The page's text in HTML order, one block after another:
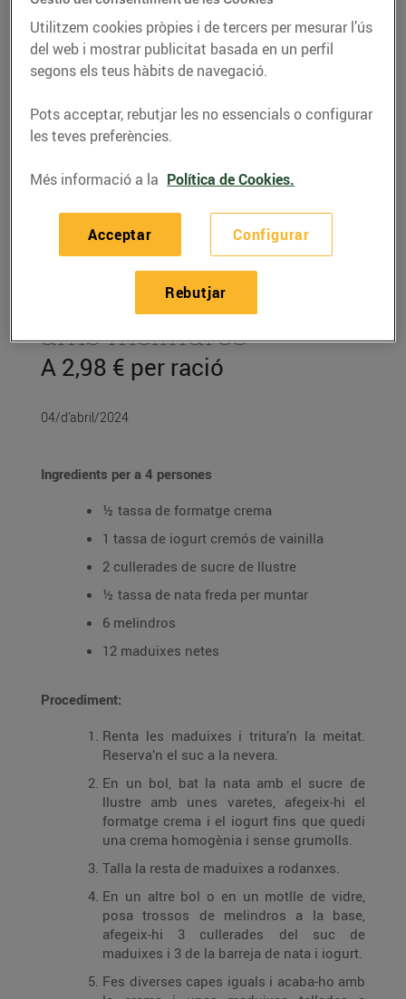
RECEPTES
Cremós de maduixes
amb melindros
A 2,98 € per ració
04/d’abril/2024
Ingredients per a 4 persones
½ tassa de formatge crema
1 tassa de iogurt cremós de vainilla
2 cullerades de sucre de llustre
½ tassa de nata freda per muntar
6 melindros
12 maduixes netes
Procediment:
Renta les maduixes i tritura’n la meitat.
Reserva’n el suc a la nevera.
En un bol, bat la nata amb el sucre de
llustre amb unes varetes, afegeix-hi el
formatge crema i el iogurt fins que quedi
una crema homogènia i sense grumolls.
Talla la resta de maduixes a rodanxes.
En un altre bol o en un motlle de vidre,
posa trossos de melindros a la base,
afegeix-hi 3 cullerades del suc de
maduixes i 3 de la barreja de nata i iogurt.
Fes diverses capes iguals i acaba-ho amb
Utilitzem cookies pròpies i de tercers per mesurar l’ús
del web i mostrar publicitat basada en un perfil
segons els teus hàbits de navegació.
Pots acceptar, rebutjar les no essencials o configurar
les teves preferències.
Més informació a la Política de Cookies.
Configurar
Rebutjar
Acceptar